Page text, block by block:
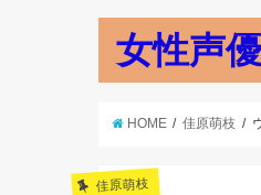
女性声
HOME 佳原萌枝
佳原萌枝